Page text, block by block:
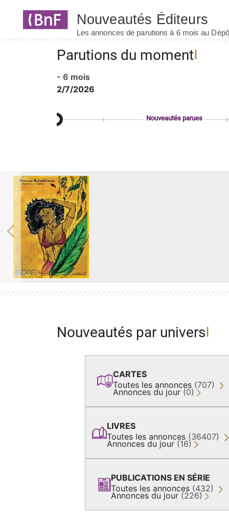
Parutions du moment
- 6 mois
2/7/2026
Nouveautés parues
Previous
Nouveautés par univers
CARTES
Toutes les annonces (707)
Annonces du jour (0)
LIVRES
Toutes les annonces (36407)
Annonces du jour (16)
PUBLICATIONS EN SÉRIE
Toutes les annonces (432)
Annonces du jour (226)